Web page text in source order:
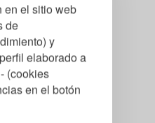
en el sitio web
de
y
elaborado a
(cookies
en el botón